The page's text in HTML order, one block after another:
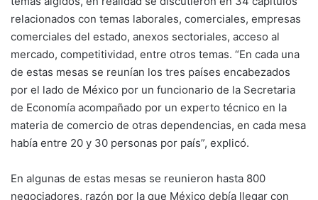
relacionados con temas laborales, comerciales, empresas
comerciales del estado, anexos sectoriales, acceso al
mercado, competitividad, entre otros temas. “En cada una
de estas mesas se reunían los tres países encabezados
por el lado de México por un funcionario de la Secretaria
de Economía acompañado por un experto técnico en la
materia de comercio de otras dependencias, en cada mesa
había entre 20 y 30 personas por país”, explicó.
En algunas de estas mesas se reunieron hasta 800
negociadores, razón por la que México debía llegar con